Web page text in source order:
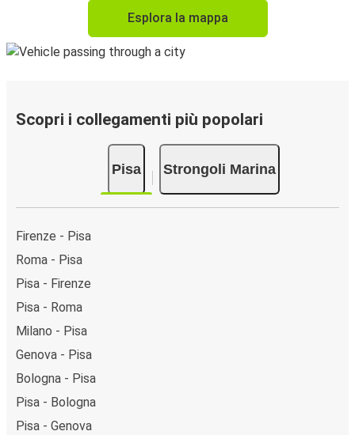
Esplora la mappa
Scopri i collegamenti più popolari
Pisa Strongoli Marina
Firenze - Pisa
Roma - Pisa
Pisa - Firenze
Pisa - Roma
Milano - Pisa
Genova - Pisa
Bologna - Pisa
Pisa - Bologna
Pisa - Genova